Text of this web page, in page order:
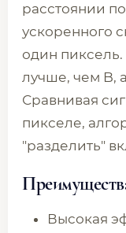
расстоянии
ускоренного
один пиксель.
лучше, чем B,
Сравнивая
пикселе,
"разделить"
Высокая